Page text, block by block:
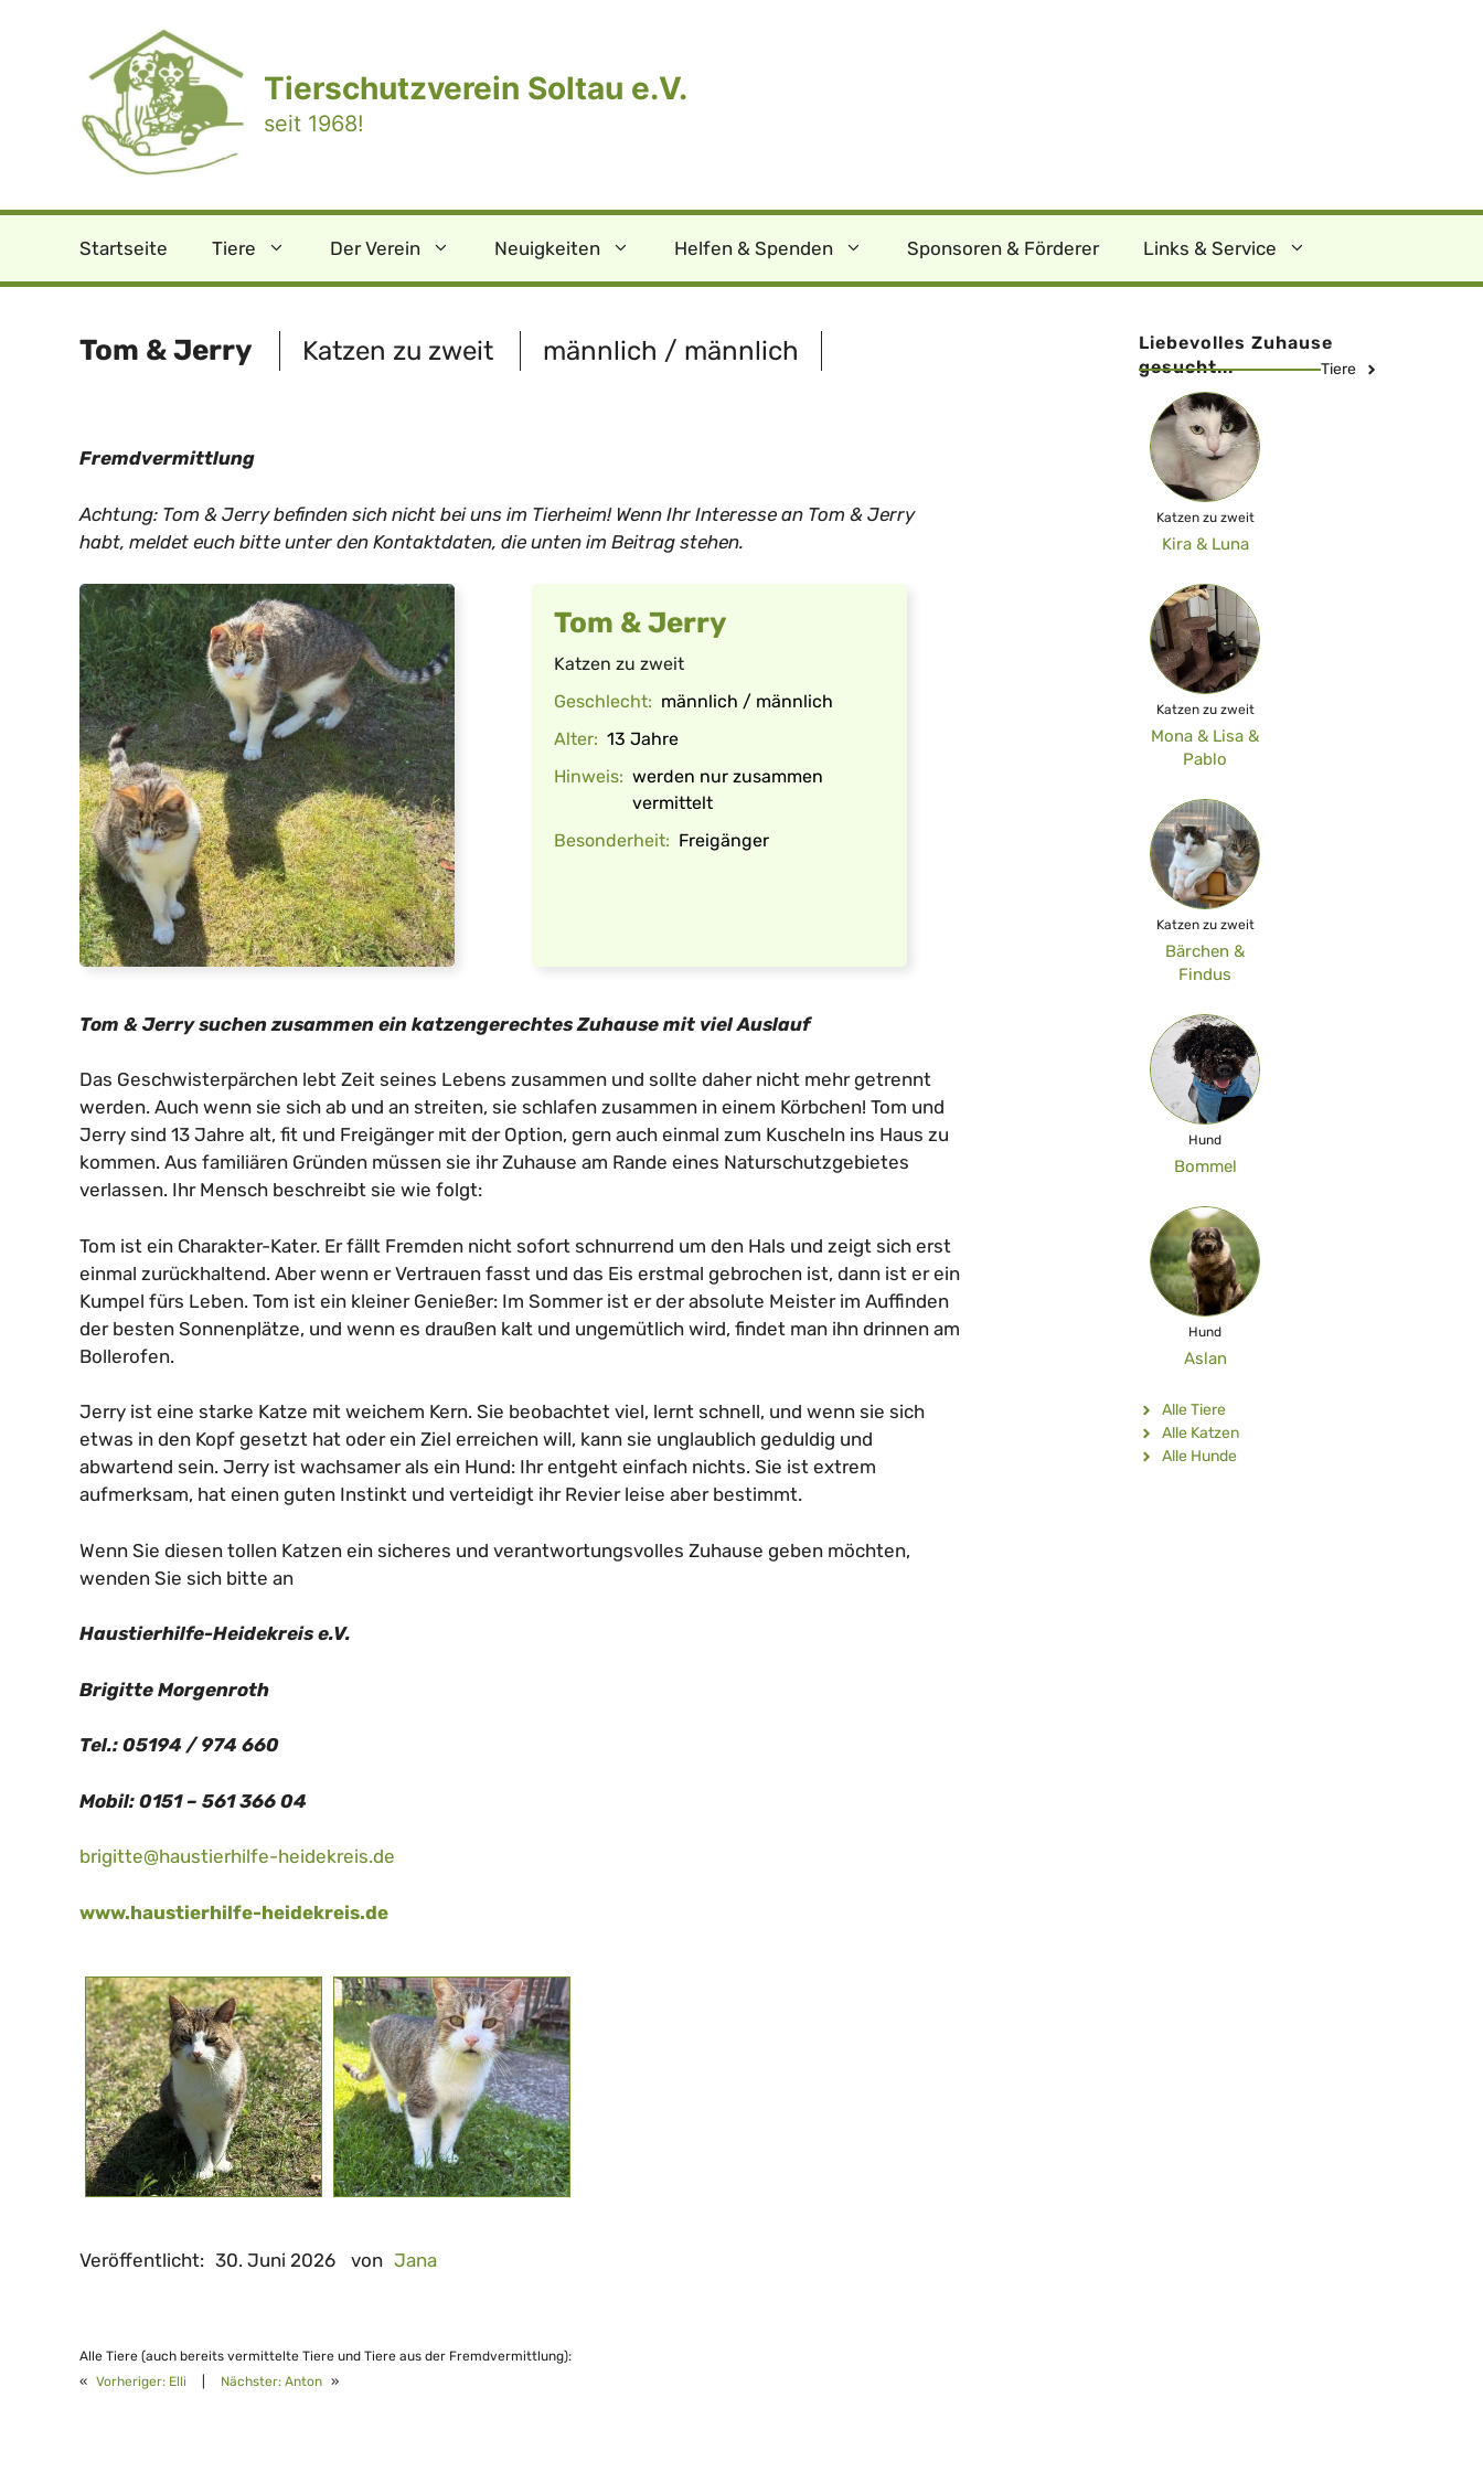
Tierschutzverein Soltau e.V.
seit 1968!
Startseite Tiere Der Verein Neuigkeiten Helfen & Spenden Sponsoren & Förderer Links & Service
Tom & Jerry Katzen zu zweit männlich / männlich
Fremdvermittlung
Achtung: Tom & Jerry befinden sich nicht bei uns im Tierheim! Wenn Ihr Interesse an Tom & Jerry
habt, meldet euch bitte unter den Kontaktdaten, die unten im Beitrag stehen.
Tom & Jerry
Katzen zu zweit
Geschlecht: männlich / männlich
Alter: 13 Jahre
Hinweis: werden nur zusammen
vermittelt
Besonderheit: Freigänger
Tom & Jerry suchen zusammen ein katzengerechtes Zuhause mit viel Auslauf
Das Geschwisterpärchen lebt Zeit seines Lebens zusammen und sollte daher nicht mehr getrennt
werden. Auch wenn sie sich ab und an streiten, sie schlafen zusammen in einem Körbchen! Tom und
Jerry sind 13 Jahre alt, fit und Freigänger mit der Option, gern auch einmal zum Kuscheln ins Haus zu
kommen. Aus familiären Gründen müssen sie ihr Zuhause am Rande eines Naturschutzgebietes
verlassen. Ihr Mensch beschreibt sie wie folgt:
Tom ist ein Charakter-Kater. Er fällt Fremden nicht sofort schnurrend um den Hals und zeigt sich erst
einmal zurückhaltend. Aber wenn er Vertrauen fasst und das Eis erstmal gebrochen ist, dann ist er ein
Kumpel fürs Leben. Tom ist ein kleiner Genießer: Im Sommer ist er der absolute Meister im Auffinden
der besten Sonnenplätze, und wenn es draußen kalt und ungemütlich wird, findet man ihn drinnen am
Bollerofen.
Jerry ist eine starke Katze mit weichem Kern. Sie beobachtet viel, lernt schnell, und wenn sie sich
etwas in den Kopf gesetzt hat oder ein Ziel erreichen will, kann sie unglaublich geduldig und
abwartend sein. Jerry ist wachsamer als ein Hund: Ihr entgeht einfach nichts. Sie ist extrem
aufmerksam, hat einen guten Instinkt und verteidigt ihr Revier leise aber bestimmt.
Wenn Sie diesen tollen Katzen ein sicheres und verantwortungsvolles Zuhause geben möchten,
wenden Sie sich bitte an
Haustierhilfe-Heidekreis e.V.
Brigitte Morgenroth
Tel.: 05194 / 974 660
Mobil: 0151 – 561 366 04
brigitte@haustierhilfe-heidekreis.de
www.haustierhilfe-heidekreis.de
Veröffentlicht: 30. Juni 2026 von Jana
Alle Tiere (auch bereits vermittelte Tiere und Tiere aus der Fremdvermittlung):
« Vorheriger: Elli Nächster: Anton »
Liebevolles Zuhause
gesucht...
Tiere
Katzen zu zweit
Kira & Luna
Katzen zu zweit
Mona & Lisa &
Pablo
Katzen zu zweit
Bärchen &
Findus
Hund
Bommel
Hund
Aslan
Alle Tiere
Alle Katzen
Alle Hunde